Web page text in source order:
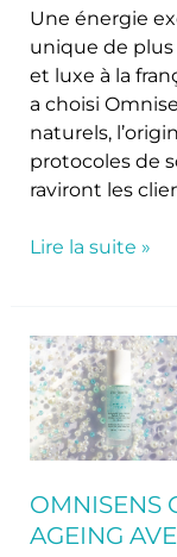
Une énergie
unique de plus
et luxe à la
a choisi
naturels,
protocoles de
raviront les
Lire la suite »
OMNISENS
AGEING
Omnisens
célèbre
le
Happy-
Ageing
avec
sa
dernière